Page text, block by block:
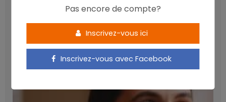
Les anthocyanines bénéfiques pour la santé
cardiométabolique
NICOLAS GUGGENBÜHL
Pas encore de compte?
Inscrivez-vous ici
Inscrivez-vous avec Facebook